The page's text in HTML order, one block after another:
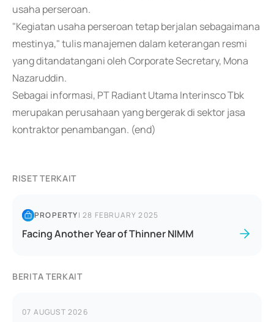
usaha perseroan.
"Kegiatan usaha perseroan tetap berjalan sebagaimana
mestinya," tulis manajemen dalam keterangan resmi
yang ditandatangani oleh Corporate Secretary, Mona
Nazaruddin.
Sebagai informasi, PT Radiant Utama Interinsco Tbk
merupakan perusahaan yang bergerak di sektor jasa
kontraktor penambangan. (end)
RISET TERKAIT
PROPERTY|28 FEBRUARY 2025
Facing Another Year of Thinner NIMM
BERITA TERKAIT
07 AUGUST 2026